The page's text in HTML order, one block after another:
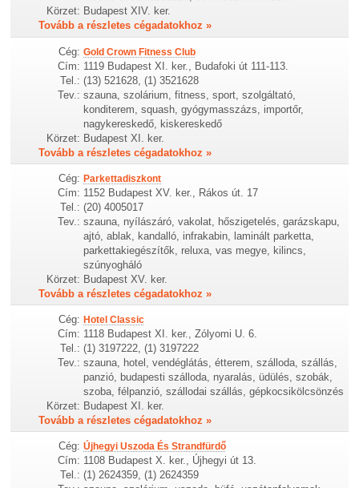
Körzet: Budapest XIV. ker.
Tovább a részletes cégadatokhoz »
Cég: Gold Crown Fitness Club
Cím: 1119 Budapest XI. ker., Budafoki út 111-113.
Tel.: (13) 521628, (1) 3521628
Tev.: szauna, szolárium, fitness, sport, szolgáltató,
konditerem, squash, gyógymasszázs, importőr,
nagykereskedő, kiskereskedő
Körzet: Budapest XI. ker.
Tovább a részletes cégadatokhoz »
Cég: Parkettadiszkont
Cím: 1152 Budapest XV. ker., Rákos út. 17
Tel.: (20) 4005017
Tev.: szauna, nyílászáró, vakolat, hőszigetelés, garázskapu,
ajtó, ablak, kandalló, infrakabin, laminált parketta,
parkettakiegészítők, reluxa, vas megye, kilincs,
szúnyogháló
Körzet: Budapest XV. ker.
Tovább a részletes cégadatokhoz »
Cég: Hotel Classic
Cím: 1118 Budapest XI. ker., Zólyomi U. 6.
Tel.: (1) 3197222, (1) 3197222
Tev.: szauna, hotel, vendéglátás, étterem, szálloda, szállás,
panzió, budapesti szálloda, nyaralás, üdülés, szobák,
szoba, félpanzió, szállodai szállás, gépkocsikölcsönzés
Körzet: Budapest XI. ker.
Tovább a részletes cégadatokhoz »
Cég: Újhegyi Uszoda És Strandfürdő
Cím: 1108 Budapest X. ker., Újhegyi út 13.
Tel.: (1) 2624359, (1) 2624359